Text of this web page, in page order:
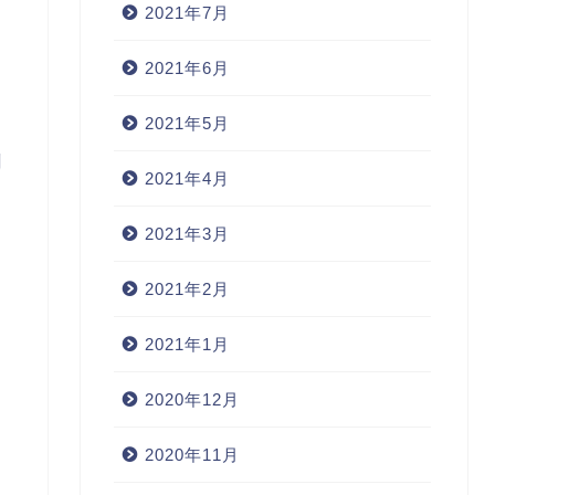
2021年7月
2021年6月
2021年5月
2021年4月
2021年3月
2021年2月
2021年1月
2020年12月
2020年11月